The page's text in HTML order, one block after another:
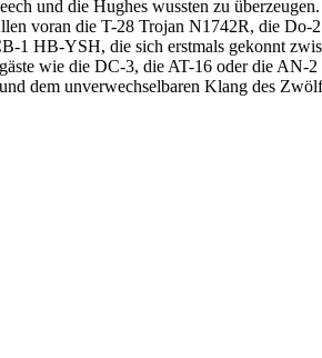
und die Hughes wussten zu
voran die T-28 Trojan N1742R, die
1 HB-YSH, die sich erstmals gekonnt
wie die DC-3, die AT-16 oder die AN-
dem unverwechselbaren Klang des